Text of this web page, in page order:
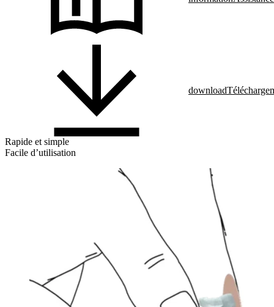
download
Rapide et simple
Facile d’utilisation